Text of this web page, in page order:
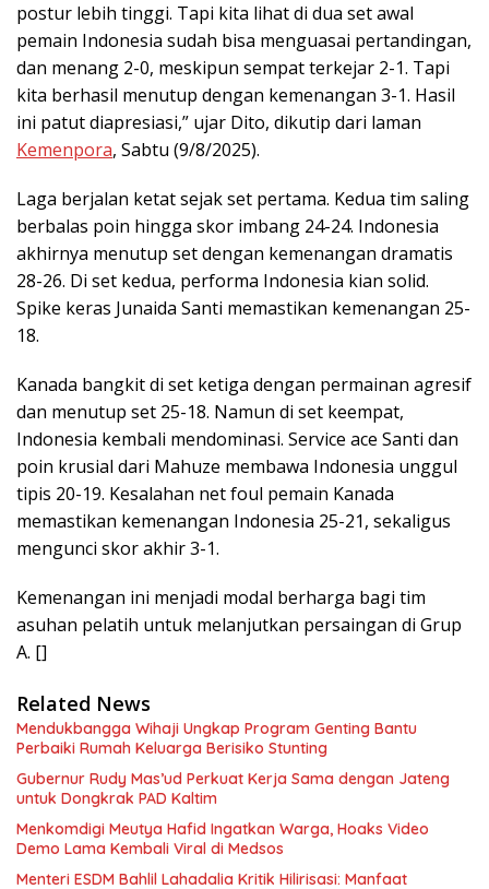
postur lebih tinggi. Tapi kita lihat di dua set awal
pemain Indonesia sudah bisa menguasai pertandingan,
dan menang 2-0, meskipun sempat terkejar 2-1. Tapi
kita berhasil menutup dengan kemenangan 3-1. Hasil
ini patut diapresiasi,” ujar Dito, dikutip dari laman
Kemenpora, Sabtu (9/8/2025).
Laga berjalan ketat sejak set pertama. Kedua tim saling
berbalas poin hingga skor imbang 24-24. Indonesia
akhirnya menutup set dengan kemenangan dramatis
28-26. Di set kedua, performa Indonesia kian solid.
Spike keras Junaida Santi memastikan kemenangan 25-
18.
Kanada bangkit di set ketiga dengan permainan agresif
dan menutup set 25-18. Namun di set keempat,
Indonesia kembali mendominasi. Service ace Santi dan
poin krusial dari Mahuze membawa Indonesia unggul
tipis 20-19. Kesalahan net foul pemain Kanada
memastikan kemenangan Indonesia 25-21, sekaligus
mengunci skor akhir 3-1.
Kemenangan ini menjadi modal berharga bagi tim
asuhan pelatih untuk melanjutkan persaingan di Grup
A. []
Related News
Mendukbangga Wihaji Ungkap Program Genting Bantu
Perbaiki Rumah Keluarga Berisiko Stunting
Gubernur Rudy Mas’ud Perkuat Kerja Sama dengan Jateng
untuk Dongkrak PAD Kaltim
Menkomdigi Meutya Hafid Ingatkan Warga, Hoaks Video
Demo Lama Kembali Viral di Medsos
Menteri ESDM Bahlil Lahadalia Kritik Hilirisasi: Manfaat